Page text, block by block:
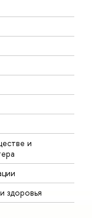
и
здоровья